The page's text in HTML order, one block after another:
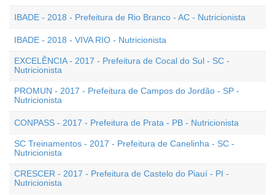
IBADE - 2018 - Prefeitura de Rio Branco - AC - Nutricionista
IBADE - 2018 - VIVA RIO - Nutricionista
EXCELÊNCIA - 2017 - Prefeitura de Cocal do Sul - SC -
Nutricionista
PROMUN - 2017 - Prefeitura de Campos do Jordão - SP -
Nutricionista
CONPASS - 2017 - Prefeitura de Prata - PB - Nutricionista
SC Treinamentos - 2017 - Prefeitura de Canelinha - SC -
Nutricionista
CRESCER - 2017 - Prefeitura de Castelo do Piauí - PI -
Nutricionista